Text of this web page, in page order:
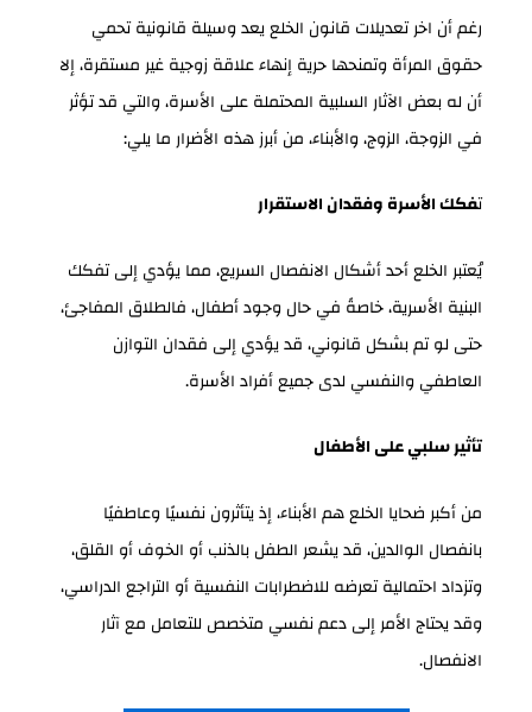
رغم أن اخر تعديلات قانون الخلع يعد وسيلة قانونية تحمي
حقوق المرأة وتمنحها حرية إنهاء علاقة زوجية غير مستقرة، إلا
أن له بعض الآثار السلبية المحتملة على الأسرة، والتي قد تؤثر
في الزوجة، الزوج، والأبناء، من أبرز هذه الأضرار ما يلي:
تفكك الأسرة وفقدان الاستقرار
يُعتبر الخلع أحد أشكال الانفصال السريع، مما يؤدي إلى تفكك
البنية الأسرية، خاصةً في حال وجود أطفال، فالطلاق المفاجئ،
حتى لو تم بشكل قانوني، قد يؤدي إلى فقدان التوازن
العاطفي والنفسي لدى جميع أفراد الأسرة.
تأثير سلبي على الأطفال
من أكبر ضحايا الخلع هم الأبناء، إذ يتأثرون نفسيًا وعاطفيًا
بانفصال الوالدين، قد يشعر الطفل بالذنب أو الخوف أو القلق،
وتزداد احتمالية تعرضه للاضطرابات النفسية أو التراجع الدراسي،
وقد يحتاج الأمر إلى دعم نفسي متخصص للتعامل مع آثار
الانفصال.